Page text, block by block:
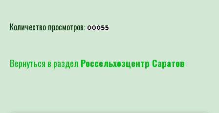
Количество просмотров:
Вернуться в раздел Россельхозцентр Саратов